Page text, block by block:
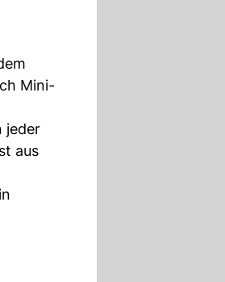
Mini-
jeder
aus